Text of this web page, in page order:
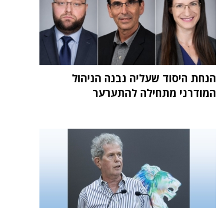
הנחת היסוד שעליה נבנה הניהול
המודרני מתחילה להתערער